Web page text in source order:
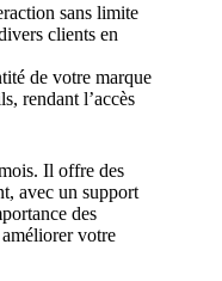
sans limite
clients en
de votre marque
rendant l’accès
Il offre des
avec un support
des
votre